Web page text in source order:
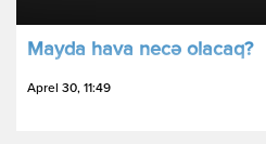
Mayda hava necə olacaq?
Aprel 30, 11:49